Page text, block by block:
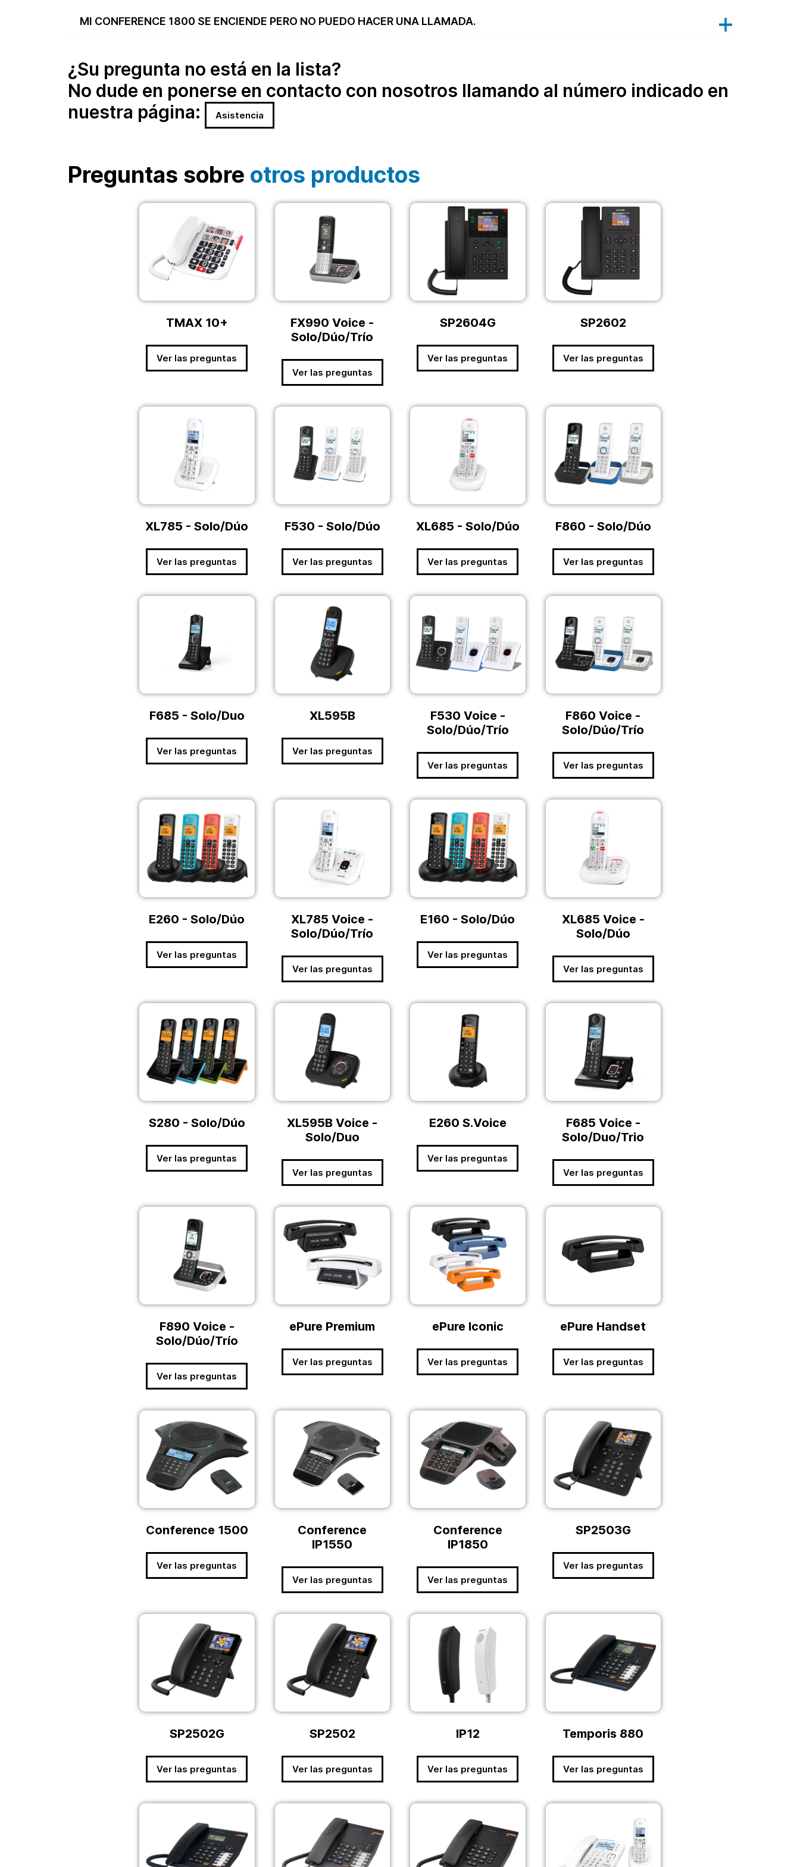
MI CONFERENCE 1800 SE ENCIENDE PERO NO PUEDO HACER UNA LLAMADA.
¿Su pregunta no está en la lista?
No dude en ponerse en contacto con nosotros llamando al número indicado en
nuestra página:
Asistencia
Preguntas sobre otros productos
TMAX 10+
Ver las preguntas
FX990 Voice -
Solo/Dúo/Trío
Ver las preguntas
SP2604G
Ver las preguntas
SP2602
Ver las preguntas
XL785 - Solo/Dúo
Ver las preguntas
F530 - Solo/Dúo
Ver las preguntas
XL685 - Solo/Dúo
Ver las preguntas
F860 - Solo/Dúo
Ver las preguntas
F685 - Solo/Duo
Ver las preguntas
XL595B
Ver las preguntas
F530 Voice -
Solo/Dúo/Trío
Ver las preguntas
F860 Voice -
Solo/Dúo/Trío
Ver las preguntas
E260 - Solo/Dúo
Ver las preguntas
XL785 Voice -
Solo/Dúo/Trío
Ver las preguntas
E160 - Solo/Dúo
Ver las preguntas
XL685 Voice -
Solo/Dúo
Ver las preguntas
S280 - Solo/Dúo
Ver las preguntas
XL595B Voice -
Solo/Duo
Ver las preguntas
E260 S.Voice
Ver las preguntas
F685 Voice -
Solo/Duo/Trio
Ver las preguntas
F890 Voice -
Solo/Dúo/Trío
Ver las preguntas
ePure Premium
Ver las preguntas
ePure Iconic
Ver las preguntas
ePure Handset
Ver las preguntas
Conference 1500
Ver las preguntas
Conference
IP1550
Ver las preguntas
Conference
IP1850
Ver las preguntas
SP2503G
Ver las preguntas
SP2502G
Ver las preguntas
SP2502
Ver las preguntas
IP12
Ver las preguntas
Temporis 880
Ver las preguntas